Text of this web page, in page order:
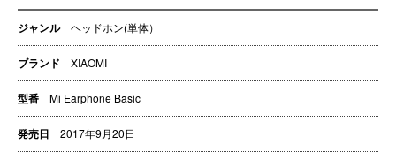
ジャンル ヘッドホン(単体）
ブランド XIAOMI
型番 Mi Earphone Basic
発売日 2017年9月20日